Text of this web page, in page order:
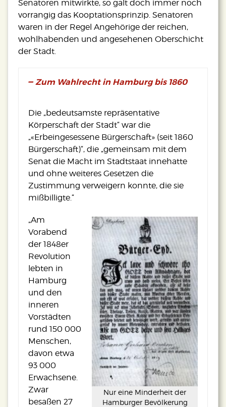
Senatoren mitwirkte, so galt doch immer noch
vorrangig das Kooptationsprinzip. Senatoren
waren in der Regel Angehörige der reichen,
wohlhabenden und angesehenen Oberschicht
der Stadt.
Zum Wahlrecht in Hamburg bis 1860
Die „bedeutsamste repräsentative
Körperschaft der Stadt“ war die
„«Erbeingesessene Bürgerschaft» (seit 1860
Bürgerschaft)“, die „gemeinsam mit dem
Senat die Macht im Stadtstaat innehatte
und ohne weiteres Gesetzen die
Zustimmung verweigern konnte, die sie
mißbilligte.“
Nur eine Minderheit der
Hamburger Bevölkerung
„Am
Vorabend
der 1848er
Revolution
lebten in
Hamburg
und den
inneren
Vorstädten
rund 150 000
Menschen,
davon etwa
93 000
Erwachsene.
Zwar
besaßen 27